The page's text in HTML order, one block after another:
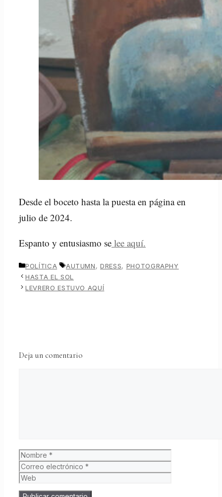
Desde el boceto hasta la puesta en página en
julio de 2024.
Espanto y entusiasmo se lee aquí.
CATEGORÍAS
POLÍTICA ETIQUETAS
AUTUMN,DRESS, PHOTOGRAPHY
HASTA EL SOL
LEVRERO ESTUVO AQUÍ
Deja un comentario
Nombre